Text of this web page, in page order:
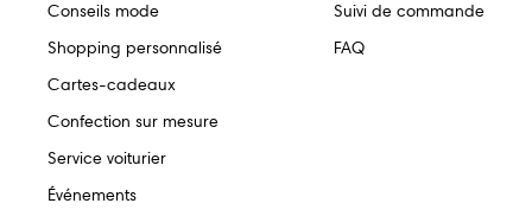
Conseils mode
Shopping personnalisé
Cartes-cadeaux
Confection sur mesure
Service voiturier
Événements
Suivi de commande
FAQ